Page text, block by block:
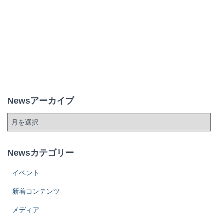
Newsアーカイブ
Newsカテゴリー
イベント
新着コンテンツ
メディア